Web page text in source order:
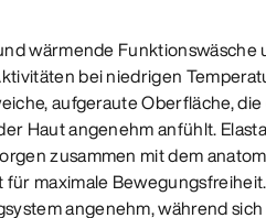
wärmende
bei niedrigen
aufgeraute Oberfläche,
Haut angenehm anfühlt.
zusammen mit dem
maximale
angenehm, während